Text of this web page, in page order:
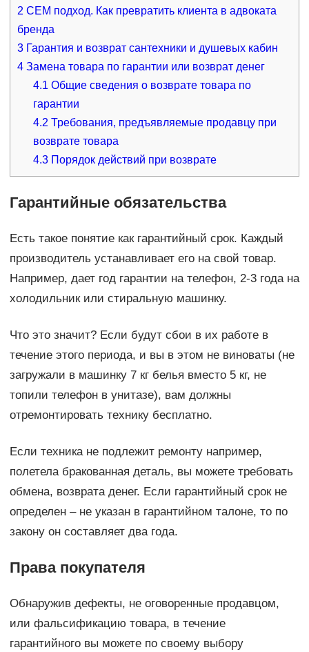
2 CEM подход. Как превратить клиента в адвоката
бренда
3Гарантия и возврат сантехники и душевых кабин
4Замена товара по гарантии или возврат денег
4.1 Общие сведения о возврате товара по
гарантии
4.2 Требования, предъявляемые продавцу при
возврате товара
4.3 Порядок действий при возврате
Гарантийные обязательства
Есть такое понятие как гарантийный срок. Каждый
производитель устанавливает его на свой товар.
Например, дает год гарантии на телефон, 2-3 года на
холодильник или стиральную машинку.
Что это значит? Если будут сбои в их работе в
течение этого периода, и вы в этом не виноваты (не
загружали в машинку 7 кг белья вместо 5 кг, не
топили телефон в унитазе), вам должны
отремонтировать технику бесплатно.
Если техника не подлежит ремонту например,
полетела бракованная деталь, вы можете требовать
обмена, возврата денег. Если гарантийный срок не
определен – не указан в гарантийном талоне, то по
закону он составляет два года.
Права покупателя
Обнаружив дефекты, не оговоренные продавцом,
или фальсификацию товара, в течение
гарантийного вы можете по своему выбору